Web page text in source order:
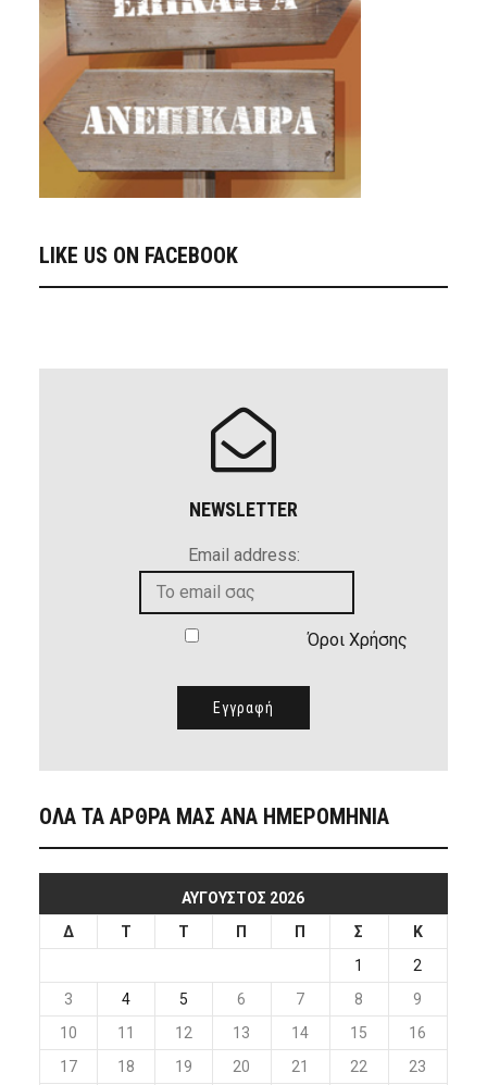
LIKE US ON FACEBOOK
NEWSLETTER
Email address:
Όροι Χρήσης
ΟΛΑ ΤΑ ΑΡΘΡΑ ΜΑΣ ΑΝΑ ΗΜΕΡΟΜΗΝΙΑ
ΑΎΓΟΥΣΤΟΣ 2026
Δ
Τ Τ Π Π Σ
Κ
1
2
3
4 5 6 7 8
9
10
11 12 13 14 15
16
17
18 19 20 21 22 23